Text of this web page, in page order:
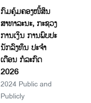
ກົມຄຸ້ມຄອງໜີ້ສິນ
ສາທາລະນະ, ກະຊວງ
ການເງິນ ການພົບປະ
ນັກລົງທຶນ ປະຈຳ
ເດືອນ ກໍລະກົດ
2026
2024 Public and
Publicly